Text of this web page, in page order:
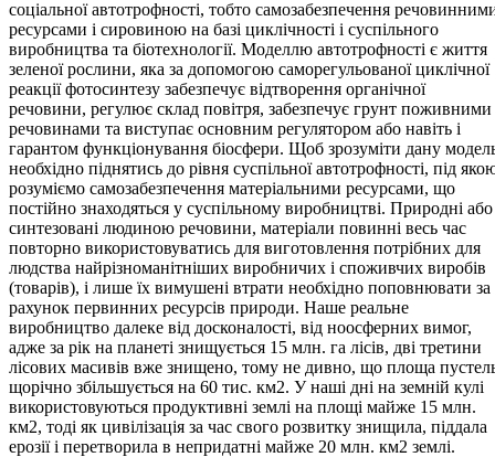
соціальної автотрофності, тобто самозабезпечення
ресурсами і сировиною на базі циклічності і суспільного
виробництва та біотехнології. Моделлю автотрофності є життя
зеленої рослини, яка за допомогою саморегульованої циклічної
реакції фотосинтезу забезпечує відтворення органічної
речовини, регулює склад повітря, забезпечує грунт поживними
речовинами та виступає основним регулятором або навіть і
гарантом функціонування біосфери. Щоб зрозуміти дану
необхідно піднятись до рівня суспільної автотрофності, під
розуміємо самозабезпечення матеріальними ресурсами, що
постійно знаходяться у суспільному виробництві. Природні або
синтезовані людиною речовини, матеріали повинні весь час
повторно використовуватись для виготовлення потрібних для
людства найрізноманітніших виробничих і споживчих виробів
(товарів), і лише їх вимушені втрати необхідно поповнювати за
рахунок первинних ресурсів природи. Наше реальне
виробництво далеке від досконалості, від ноосферних вимог,
адже за рік на планеті знищується 15 млн. га лісів, дві третини
лісових масивів вже знищено, тому не дивно, що площа
щорічно збільшується на 60 тис. км2. У наші дні на земній кулі
використовуються продуктивні землі на площі майже 15 млн.
км2, тоді як цивілізація за час свого розвитку знищила, піддала
ерозії і перетворила в непридатні майже 20 млн. км2 землі.